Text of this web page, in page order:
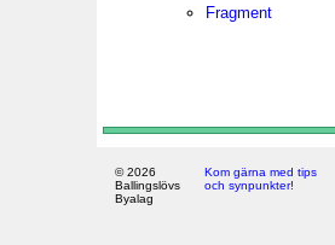
Fragment
© 2026
Ballingslövs
Byalag
Kom gärna med tips
och synpunkter!